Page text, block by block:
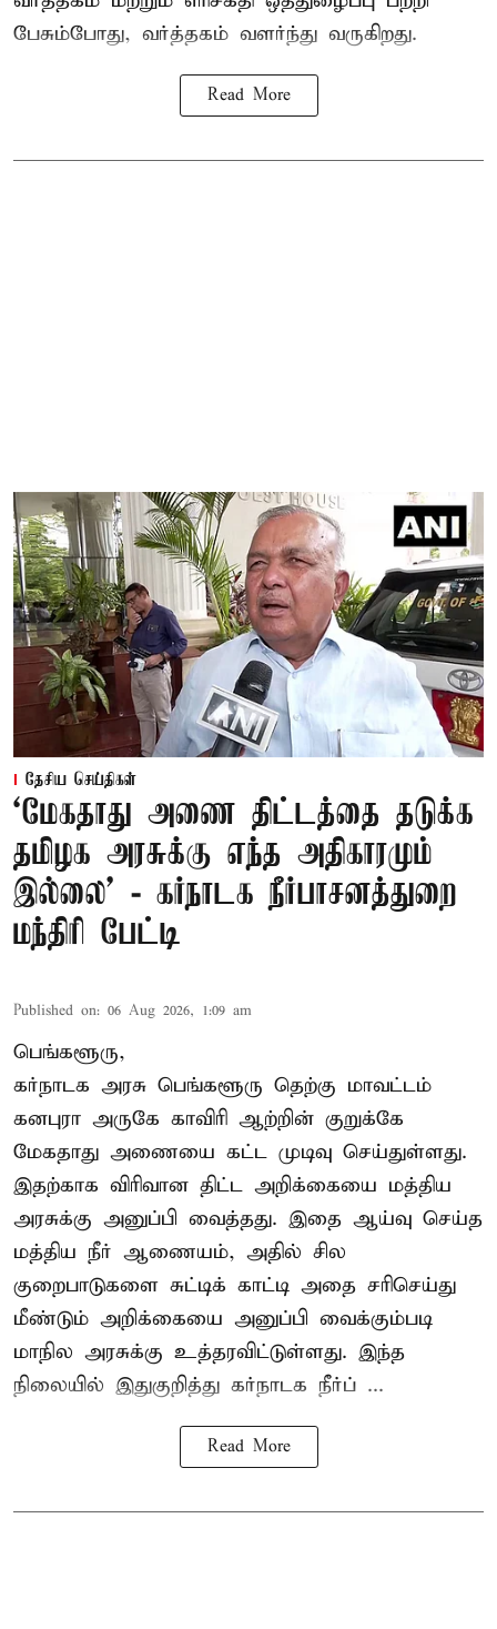
பேசும்போது, வர்த்தகம் வளர்ந்து வருகிறது.
Read More
தேசிய செய்திகள்
‘மேகதாது அணை திட்டத்தை தடுக்க
தமிழக அரசுக்கு எந்த அதிகாரமும்
இல்லை’ - கர்நாடக நீர்பாசனத்துறை
மந்திரி பேட்டி
Published on: 06 Aug 2026, 1:09 am
பெங்களூரு,
கர்நாடக அரசு பெங்களூரு தெற்கு மாவட்டம்
கனபுரா அருகே காவிரி ஆற்றின் குறுக்கே
மேகதாது அணையை கட்ட முடிவு செய்துள்ளது.
இதற்காக விரிவான திட்ட அறிக்கையை மத்திய
அரசுக்கு அனுப்பி வைத்தது. இதை ஆய்வு செய்த
மத்திய நீர் ஆணையம், அதில் சில
குறைபாடுகளை சுட்டிக் காட்டி அதை சரிசெய்து
மீண்டும் அறிக்கையை அனுப்பி வைக்கும்படி
மாநில அரசுக்கு உத்தரவிட்டுள்ளது. இந்த
நிலையில் இதுகுறித்து கர்நாடக நீர்ப் ...
Read More